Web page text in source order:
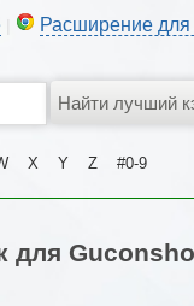
Расширение для
X Y Z #0-9